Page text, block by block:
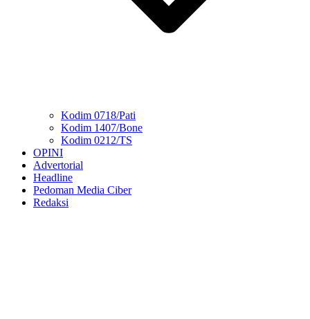
Kodim 0718/Pati
Kodim 1407/Bone
Kodim 0212/TS
OPINI
Advertorial
Headline
Pedoman Media Ciber
Redaksi